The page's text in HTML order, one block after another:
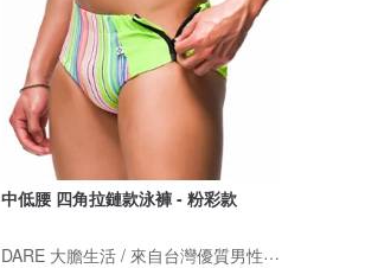
中低腰 四角拉鏈款泳褲 - 粉彩款
DARE 大膽生活 / 來自台灣優質男性內著